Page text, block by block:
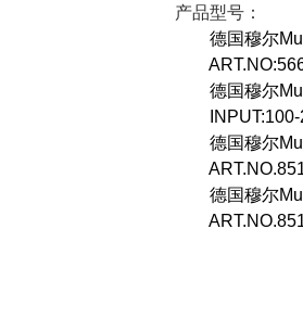
产品型号：
德国穆尔
德国穆尔
德国穆尔
德国穆尔